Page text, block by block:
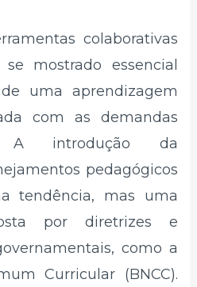
colaborativas
mostrado essencial
uma aprendizagem
com as demandas
A introdução da
pedagógicos
tendência, mas uma
por diretrizes e
como a
Curricular (BNCC).